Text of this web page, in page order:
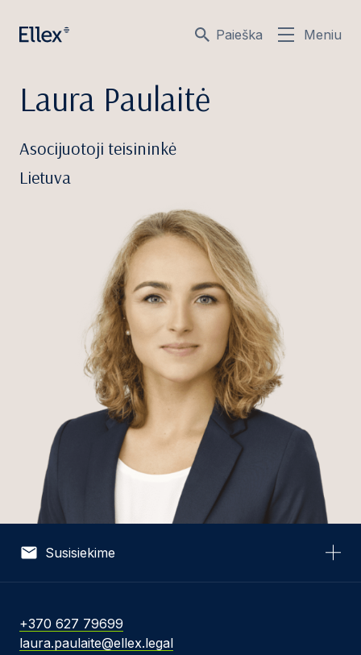
Paieška Meniu
Laura Paulaitė
Asocijuotoji teisininkė
Lietuva
Susisiekime
+370 627 79699
laura.paulaite@ellex.legal